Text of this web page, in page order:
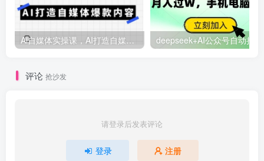
Ai自媒体实操课，AI打造自媒体爆款内容
评论 抢沙发
请登录后发表评论
登录 注册